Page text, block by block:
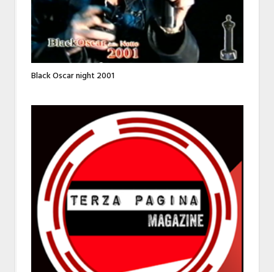
Black Oscar night 2001